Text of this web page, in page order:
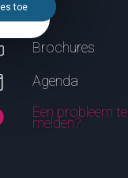
toe
Brochures
Agenda
Een probleem te
melden?